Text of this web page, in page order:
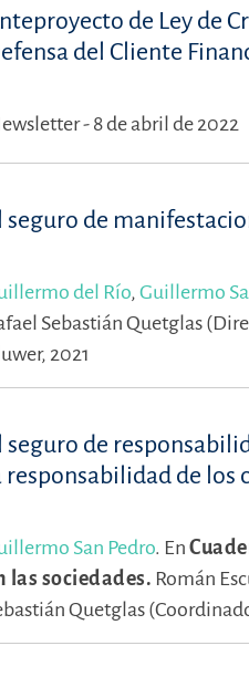
de Ley de
del Cliente
- 8 de abril de 2022
seguro de
del Río, Guillermo
Sebastián Quetglas
2021
seguro de
responsabilidad de los
San Pedro. En
las sociedades. Román
Quetglas